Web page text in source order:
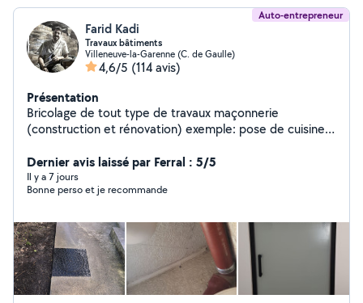
Auto-entrepreneur
Farid Kadi
Travaux bâtiments
Villeneuve-la-Garenne (C. de Gaulle)
4,6/5 (114 avis)
Présentation
Bricolage de tout type de travaux maçonnerie
(construction et rénovation) exemple: pose de cuisine
placard, paroi de douche, vasque, tringle, suspension,
rénovation de salle de bain, carrelage,pose et
rénovation de parquet, peinture, pose de briques et
Dernier avis laissé par Ferral : 5/5
Il y a 7 jours
Bonne perso et je recommande